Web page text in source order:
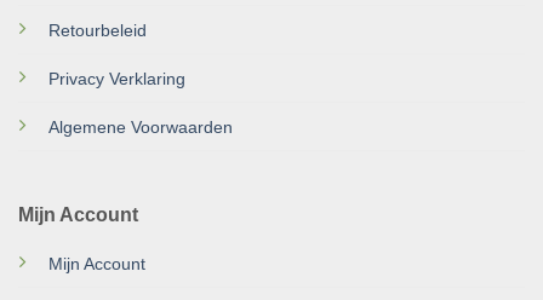
Retourbeleid
Privacy Verklaring
Algemene Voorwaarden
Mijn Account
Mijn Account